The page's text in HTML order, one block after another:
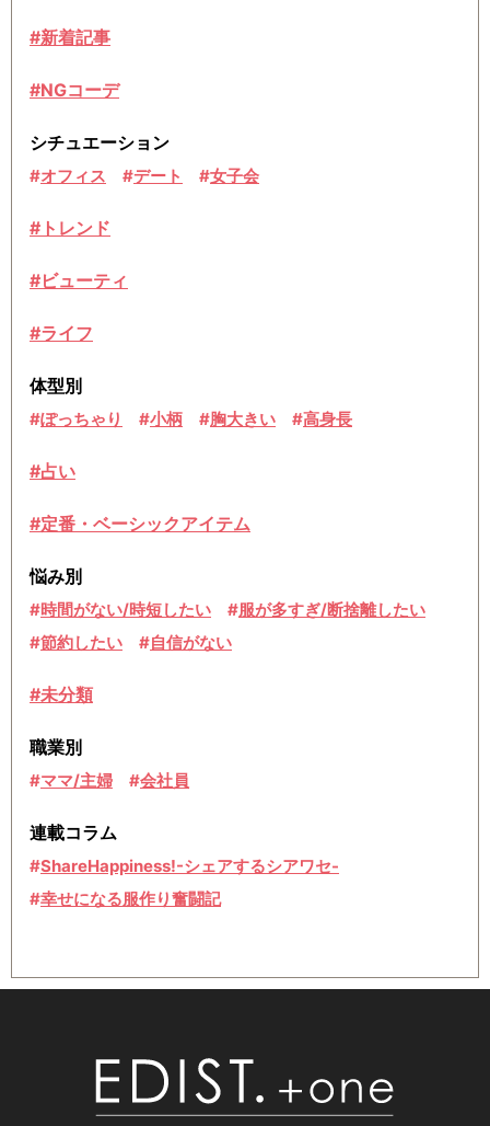
#新着記事
#NGコーデ
シチュエーション
オフィス デート 女子会
#トレンド
#ビューティ
#ライフ
体型別
ぽっちゃり 小柄 胸大きい 高身長
#占い
#定番・ベーシックアイテム
悩み別
時間がない/時短したい
服が多すぎ/断捨離したい
節約したい
自信がない
#未分類
職業別
ママ/主婦 会社員
連載コラム
ShareHappiness!-シェアするシアワセ-
幸せになる服作り奮闘記